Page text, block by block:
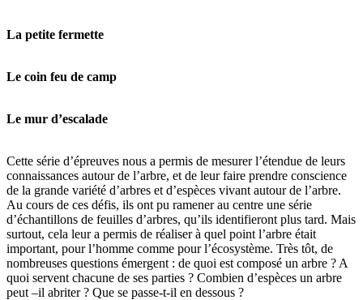
La petite fermette
Le coin feu de camp
Le mur d’escalade
Cette série d’épreuves nous a permis de mesurer l’étendue de leurs
connaissances autour de l’arbre, et de leur faire prendre conscience
de la grande variété d’arbres et d’espèces vivant autour de l’arbre.
Au cours de ces défis, ils ont pu ramener au centre une série
d’échantillons de feuilles d’arbres, qu’ils identifieront plus tard. Mais
surtout, cela leur a permis de réaliser à quel point l’arbre était
important, pour l’homme comme pour l’écosystème. Très tôt, de
nombreuses questions émergent : de quoi est composé un arbre ? A
quoi servent chacune de ses parties ? Combien d’espèces un arbre
peut –il abriter ? Que se passe-t-il en dessous ?